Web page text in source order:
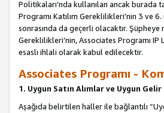
Politikaları’nda kullanılan ancak burada
Programı Katılım Gereklilikleri’nin 3 ve
sonrasında da geçerli olacaktır. Şüpheye
Gereklilikleri’nin, Associates Programı IP
esaslı ihlali olarak kabul edilecektir.
Associates Programı -
1. Uygun Satın Alımlar ve Uygun Gelir
Aşağıda belirtilen haller ile bağlantılı